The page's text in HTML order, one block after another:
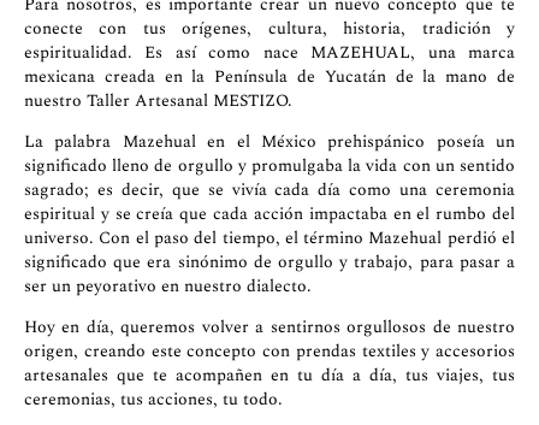
conecte con tus orígenes, cultura, historia, tradición y
espiritualidad. Es así como nace MAZEHUAL, una marca
mexicana creada en la Península de Yucatán de la mano de
nuestro Taller Artesanal MESTIZO.
La palabra Mazehual en el México prehispánico poseía un
significado lleno de orgullo y promulgaba la vida con un sentido
sagrado; es decir, que se vivía cada día como una ceremonia
espiritual y se creía que cada acción impactaba en el rumbo del
universo. Con el paso del tiempo, el término Mazehual perdió el
significado que era sinónimo de orgullo y trabajo, para pasar a
ser un peyorativo en nuestro dialecto.
Hoy en día, queremos volver a sentirnos orgullosos de nuestro
origen, creando este concepto con prendas textiles y accesorios
artesanales que te acompañen en tu día a día, tus viajes, tus
ceremonias, tus acciones, tu todo.